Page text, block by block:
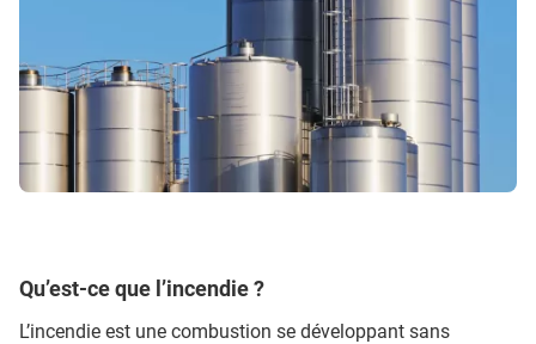
Qu’est-ce que l’incendie ?
L’incendie est une combustion se développant sans